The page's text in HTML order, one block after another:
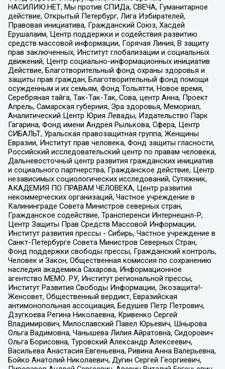
НАСИЛИЮ.НЕТ, Мы против СПИДа, СВЕЧА, Гуманитарное
действие, Открытый Петербург, Лига Избирателей,
Правовая инициатива, Гражданский Союз, Хасдей
Ерушалаим, Центр поддержки и содействия развитию
средств массовой информации, Горячая Линия, В защиту
прав заключенных, Институт глобализации и социальных
движений, Центр социально-информационных инициатив
Действие, Благотворительный фонд охраны здоровья и
защиты прав граждан, Благотворительный фонд помощи
осужденным и их семьям, Фонд Тольятти, Новое время,
Серебряная тайга, Так-Так-Так, Сова, центр Анна, Проект
Апрель, Самарская губерния, Эра здоровья, Мемориал,
Аналитический Центр Юрия Левады, Издательство Парк
Гагарина, Фонд имени Андрея Рылькова, Сфера, Центр
СИБАЛЬТ, Уральская правозащитная группа, Женщины
Евразии, Институт прав человека, Фонд защиты гласности,
Российский исследовательский центр по правам человека,
Дальневосточный центр развития гражданских инициатив
и социального партнерства, Гражданское действие, Центр
независимых социологических исследований, Сутяжник,
АКАДЕМИЯ ПО ПРАВАМ ЧЕЛОВЕКА, Центр развития
некоммерческих организаций, Частное учреждение в
Калининграде Совета Министров северных стран,
Гражданское содействие, Трансперенси Интернешнл-Р,
Центр Защиты Прав Средств Массовой Информации,
Институт развития прессы - Сибирь, Частное учреждение в
Санкт-Петербурге Совета Министров Северных Стран,
Фонд поддержки свободы прессы, Гражданский контроль,
Человек и Закон, Общественная комиссия по сохранению
наследия академика Сахарова, Информационное
агентство МЕМО. РУ, Институт региональной прессы,
Институт Развития Свободы Информации, Экозащита!-
Женсовет, Общественный вердикт, Евразийская
антимонопольная ассоциация, Бедушев Петр Петрович,
Дзугкоева Регина Николаевна, Кривенко Сергей
Владимирович, Милославский Павел Юрьевич, Шнырова
Ольга Вадимовна, Чанышева Лилия Айратовна, Сидорович
Ольга Борисовна, Туровский Александр Алексеевич,
Васильева Анастасия Евгеньевна, Ривина Анна Валерьевна,
Бойко Анатолий Николаевич, Дугин Сергей Георгиевич,